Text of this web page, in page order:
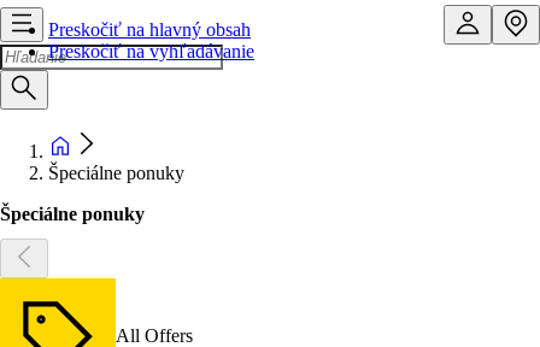
Preskočiť na hlavný obsah
Preskočiť na vyhľadávanie
Špeciálne ponuky
Špeciálne ponuky
All Offers